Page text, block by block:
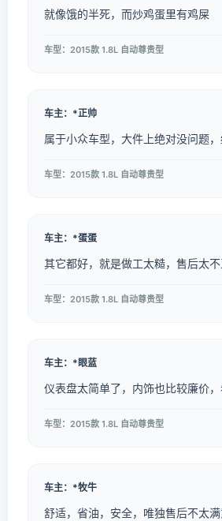
就像饿的半死，而炒鸡蛋里有鸡屎
车型：2015款 1.8L 自动尊贵型
车主：*正帅
属于小众车型，大件上绝对没问题
车型：2015款 1.8L 自动尊贵型
车主：*蛋蛋
其它都好，就是做工太糙，售后太不
车型：2015款 1.8L 自动尊贵型
车主：*眼蓝
仪表盘太简单了，内饰也比较廉价，
车型：2015款 1.8L 自动尊贵型
车主：*牧牛
舒适，省油，安全，唯独售后不太满